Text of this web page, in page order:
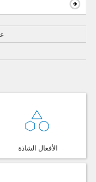
الأفعال الشاذة